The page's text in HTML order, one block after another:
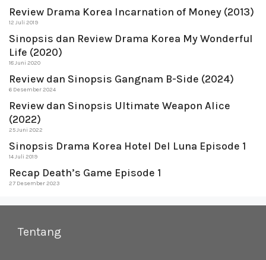
Review Drama Korea Incarnation of Money (2013)
12 Juli 2019
Sinopsis dan Review Drama Korea My Wonderful
Life (2020)
18 Juni 2020
Review dan Sinopsis Gangnam B-Side (2024)
6 Desember 2024
Review dan Sinopsis Ultimate Weapon Alice
(2022)
25 Juni 2022
Sinopsis Drama Korea Hotel Del Luna Episode 1
14 Juli 2019
Recap Death’s Game Episode 1
27 Desember 2023
Tentang